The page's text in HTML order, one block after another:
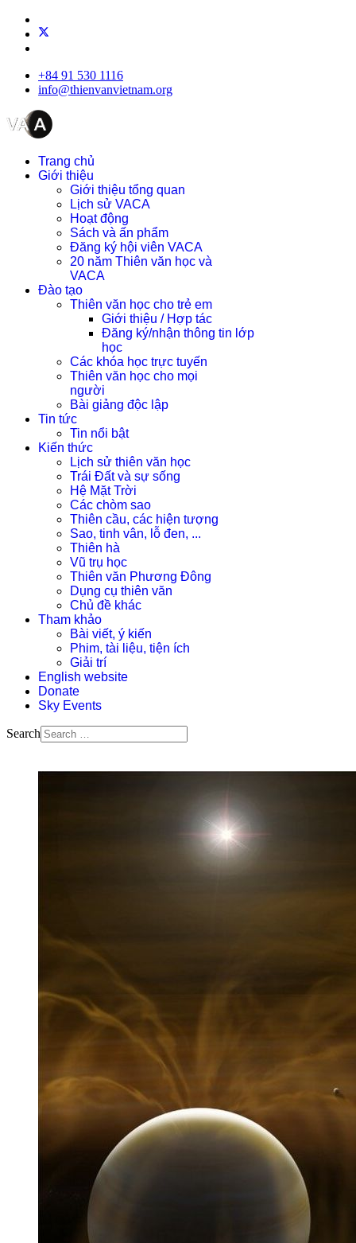
+84 91 530 1116
info@thienvanvietnam.org
Trang chủ
Giới thiệu
Giới thiệu tổng quan
Lịch sử VACA
Hoạt động
Sách và ấn phẩm
Đăng ký hội viên VACA
20 năm Thiên văn học và
VACA
Đào tạo
Thiên văn học cho trẻ em
Giới thiệu / Hợp tác
Đăng ký/nhận thông tin lớp
học
Các khóa học trực tuyến
Thiên văn học cho mọi
người
Bài giảng độc lập
Tin tức
Tin nổi bật
Kiến thức
Lịch sử thiên văn học
Trái Đất và sự sống
Hệ Mặt Trời
Các chòm sao
Thiên cầu, các hiện tượng
Sao, tinh vân, lỗ đen, ...
Thiên hà
Vũ trụ học
Thiên văn Phương Đông
Dụng cụ thiên văn
Chủ đề khác
Tham khảo
Bài viết, ý kiến
Phim, tài liệu, tiện ích
Giải trí
English website
Donate
Sky Events
Search